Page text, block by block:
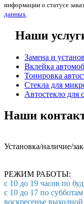
информации о статусе
данных
Наши
Замена и
Вклейка
Тонировка
Стекла для
Автостекло для
Наши
Установка/наличие/
РЕЖИМ РАБОТЫ:
с 10 до 19 часов по
с 10 до 17 по субботам
воскресенье выходной